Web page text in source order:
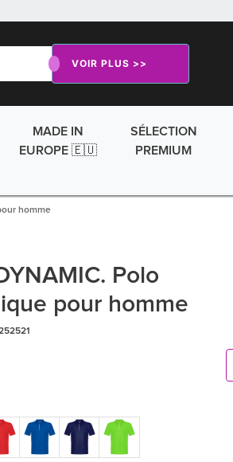
VOIR PLUS >>
MADE IN
EUROPE 🇪🇺
SÉLECTION
PREMIUM
homme
Polo
pour homme